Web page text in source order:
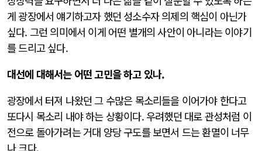
게 광장에서 얘기하고자 했던 성소수자 의제의 핵심이 아닌가
싶다. 그런 의미에서 이게 어떤 별개의 사안이 아니라는 이야기
를 드리고 싶다.
대선에 대해서는 어떤 고민을 하고 있나.
광장에서 터져 나왔던 그 수많은 목소리들을 이어가야 한다고
또다시 목소리 내야 하는 상황이다. 우려했던 대로 관성처럼 이
전으로 돌아가려는 거대 양당 구도를 보면서 드는 환멸이 너무
나 크다.